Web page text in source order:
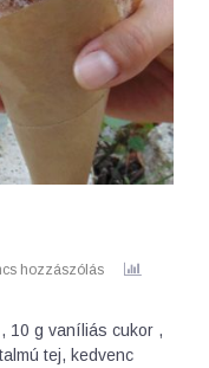
hozzászólás
10 g vaníliás cukor ,
tej, kedvenc